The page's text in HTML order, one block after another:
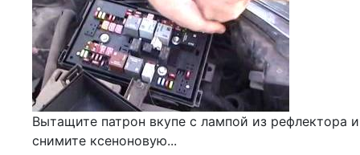
Вытащите патрон вкупе с лампой из рефлектора и
снимите ксеноновую...